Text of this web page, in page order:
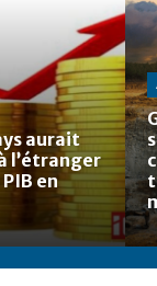
aurait
l’étranger
en